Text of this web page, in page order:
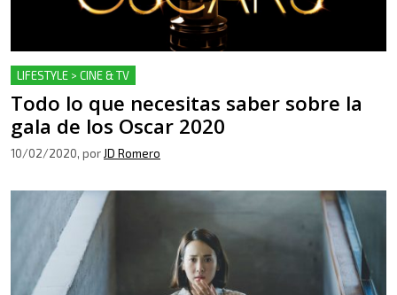
LIFESTYLE > CINE & TV
Todo lo que necesitas saber sobre la
gala de los Oscar 2020
10/02/2020, por JD Romero